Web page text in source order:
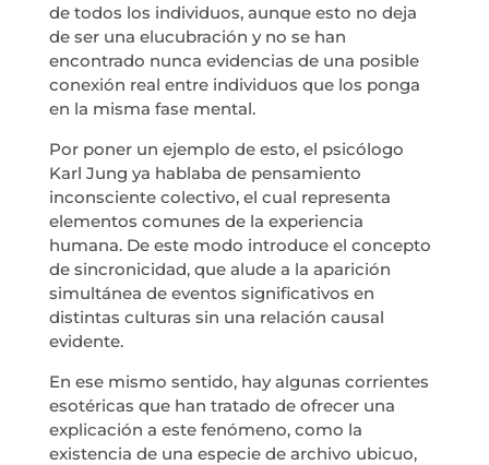
de todos los individuos, aunque esto no deja
de ser una elucubración y no se han
encontrado nunca evidencias de una posible
conexión real entre individuos que los ponga
en la misma fase mental.
Por poner un ejemplo de esto, el psicólogo
Karl Jung ya hablaba de pensamiento
inconsciente colectivo, el cual representa
elementos comunes de la experiencia
humana. De este modo introduce el concepto
de sincronicidad, que alude a la aparición
simultánea de eventos significativos en
distintas culturas sin una relación causal
evidente.
En ese mismo sentido, hay algunas corrientes
esotéricas que han tratado de ofrecer una
explicación a este fenómeno, como la
existencia de una especie de archivo ubicuo,